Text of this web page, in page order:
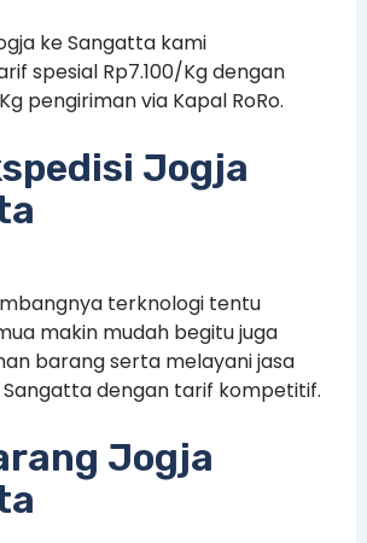
ke Sangatta kami
spesial Rp7.100/Kg dengan
pengiriman via Kapal RoRo.
Jogja
terknologi tentu
makin mudah begitu juga
barang serta melayani jasa
Sangatta dengan tarif kompetitif.
Jogja